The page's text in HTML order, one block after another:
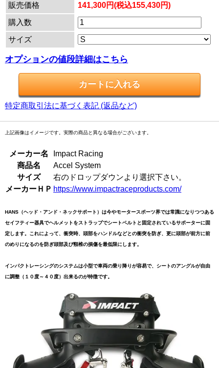
販売価格
141,300円(税込155,430円)
購入数
サイズ
オプションの値段詳細はこちら
特定商取引法に基づく表記 (返品など)
上記画像はイメージです。実際の商品と異なる場合がございます。
メーカー名
Impact Racing
商品名
Accel System
サイズ
右のドロップダウンより選択下さい。
メーカーＨＰ https://www.impactraceproducts.com/
HANS（ヘッド・アンド・ネックサポート）は今やモータースポーツ界では常識になりつつある
セイフティー器具でヘルメットをストラップでシートベルトと固定されているサポーターに固
定します。これによって、衝突時、頭部をハンドルなどとの衝突を防ぎ、更に頭部が前方に前
のめりになるのを防ぎ頭部及び頸椎の損傷を最低限にします。
インパクトレーシングのシステムは小型で車両の乗り降りが容易で、シートのアングルが自由
に調整（１０度～４０度）出来るのが特徴です。